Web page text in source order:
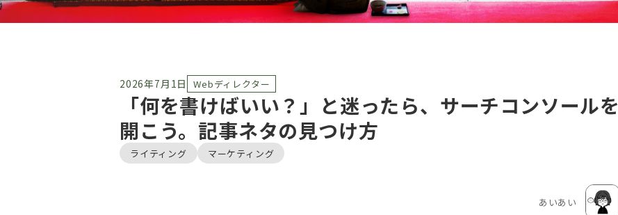
2026年7月1日 Webディレクター
「何を書けばいい？」と迷ったら、サーチコンソールを
開こう。記事ネタの見つけ方
ライティング マーケティング
あいあい